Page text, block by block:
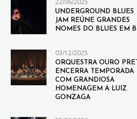
UNDERGROUND BLUES
JAM REÚNE GRANDES
NOMES DO BLUES EM
03/12/2025
ORQUESTRA OURO
ENCERRA TEMPORADA
COM GRANDIOSA
HOMENAGEM A LUIZ
GONZAGA